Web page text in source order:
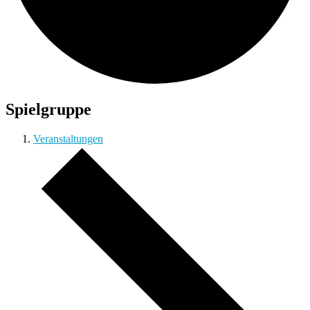
Spielgruppe
Veranstaltungen